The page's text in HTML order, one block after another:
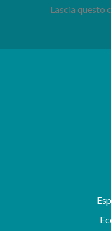
Lascia questo